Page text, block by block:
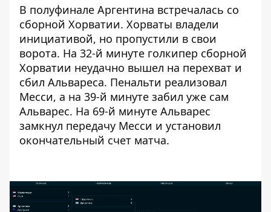
В полуфинале Аргентина встречалась со
сборной Хорватии. Хорваты владели
инициативой, но пропустили в свои
ворота. На 32-й минуте голкипер сборной
Хорватии неудачно вышел на перехват и
сбил Альвареса. Пенальти реализовал
Месси, а на 39-й минуте забил уже сам
Альварес. На 69-й минуте Альварес
замкнул передачу Месси и установил
окончательный счет матча.